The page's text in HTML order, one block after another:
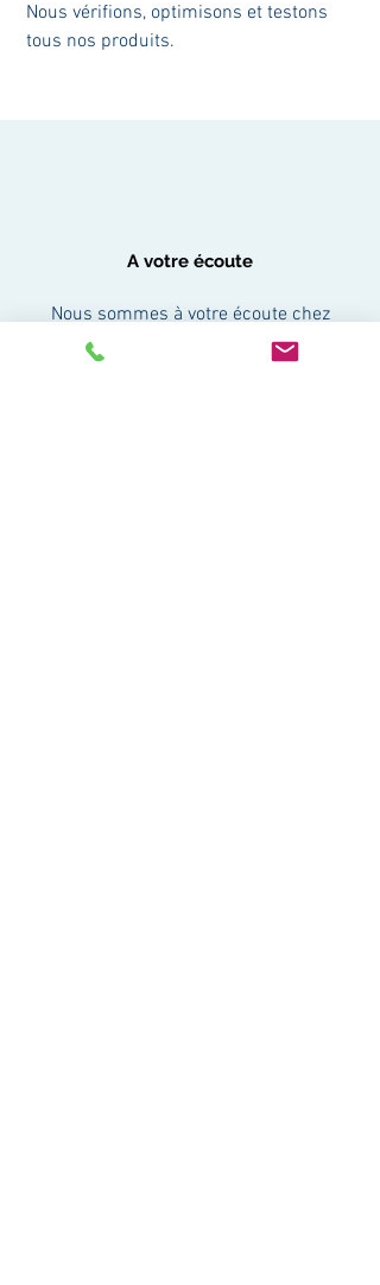
Nous vérifions, optimisons et testons
tous nos produits.
A votre écoute
Nous sommes à votre écoute chez